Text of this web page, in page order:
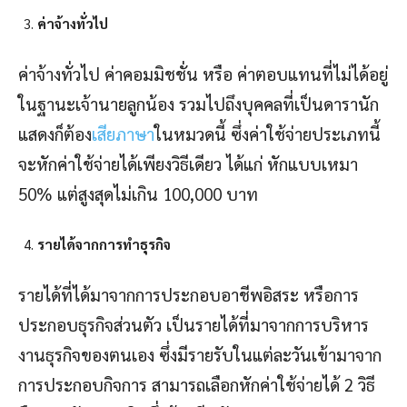
ค่าจ้างทั่วไป
ค่าจ้างทั่วไป ค่าคอมมิชชั่น หรือ ค่าตอบแทนที่ไม่ได้อยู่
ในฐานะเจ้านายลูกน้อง รวมไปถึงบุคคลที่เป็นดารานัก
แสดงก็ต้องเสียภาษาในหมวดนี้ ซึ่งค่าใช้จ่ายประเภทนี้
จะหักค่าใช้จ่ายได้เพียงวิธีเดียว ได้แก่ หักแบบเหมา
50% แต่สูงสุดไม่เกิน 100,000 บาท
รายได้จากการทำธุรกิจ
รายได้ที่ได้มาจากการประกอบอาชีพอิสระ หรือการ
ประกอบธุรกิจส่วนตัว เป็นรายได้ที่มาจากการบริหาร
งานธุรกิจของตนเอง ซึ่งมีรายรับในแต่ละวันเข้ามาจาก
การประกอบกิจการ สามารถเลือกหักค่าใช้จ่ายได้ 2 วิธี